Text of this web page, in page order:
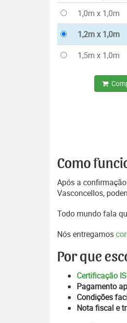
1,0m x 1,0m
1,2m x 1,0m
1,5m x 1,0m
Como
Após a
Vasconcellos,
Todo mundo fala
Nós entregamos
Por que
Certificação
Pagamento
Condições
Nota fiscal e